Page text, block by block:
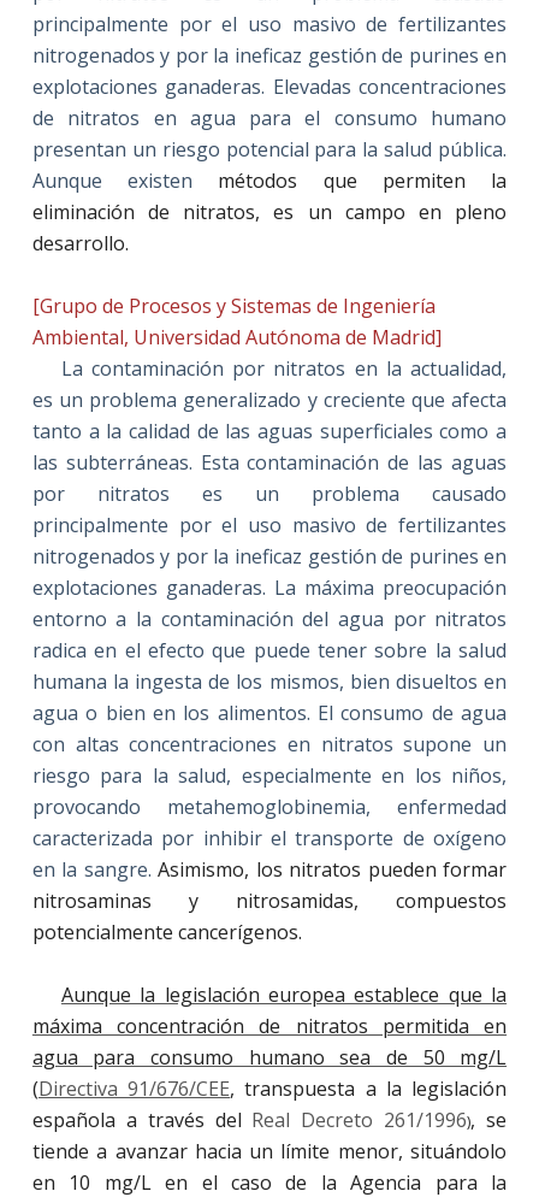
principalmente por el uso masivo de fertilizantes
nitrogenados y por la ineficaz gestión de purines en
explotaciones ganaderas. Elevadas concentraciones
de nitratos en agua para el consumo humano
presentan un riesgo potencial para la salud pública.
Aunque existen métodos que permiten la
eliminación de nitratos, es un campo en pleno
desarrollo.
[Grupo de Procesos y Sistemas de Ingeniería
Ambiental, Universidad Autónoma de Madrid]
La contaminación por nitratos en la actualidad,
es un problema generalizado y creciente que afecta
tanto a la calidad de las aguas superficiales como a
las subterráneas. Esta contaminación de las aguas
por nitratos es un problema causado
principalmente por el uso masivo de fertilizantes
nitrogenados y por la ineficaz gestión de purines en
explotaciones ganaderas. La máxima preocupación
entorno a la contaminación del agua por nitratos
radica en el efecto que puede tener sobre la salud
humana la ingesta de los mismos, bien disueltos en
agua o bien en los alimentos. El consumo de agua
con altas concentraciones en nitratos supone un
riesgo para la salud, especialmente en los niños,
provocando metahemoglobinemia, enfermedad
caracterizada por inhibir el transporte de oxígeno
en la sangre.Asimismo, los nitratos pueden formar
nitrosaminas y nitrosamidas, compuestos
potencialmente cancerígenos.
Aunque la legislación europea establece que la
máxima concentración de nitratos permitida en
agua para consumo humano sea de 50 mg/L
(Directiva 91/676/CEE,transpuesta a la legislación
española a través del Real Decreto 261/1996), se
tiende a avanzar hacia un límite menor, situándolo
en 10 mg/L en el caso de la Agencia para la